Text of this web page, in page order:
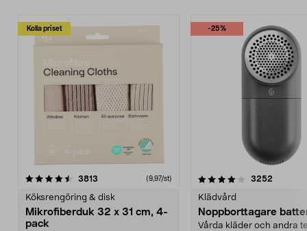
Kolla priset
3813 (9,97/st)
Köksrengöring & disk
Mikrofiberduk 32 x 31 cm, 4-
pack
-25%
4.0av 5 stjärnor 3252
Klädvård
Noppborttagare
Vårda kläder och andra
4.5av 5 stjärnor